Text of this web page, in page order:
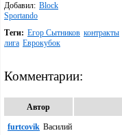
Добавил: Block
Sportando
Теги: Егор Сытников контракты
лига Еврокубок
Комментарии:
Автор
furtcovik Василий